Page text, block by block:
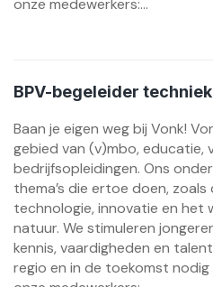
onze medewerkers:...
BPV-begeleider techniek
Baan je eigen weg bij Vonk!
gebied van (v)mbo, educatie,
bedrijfsopleidingen. Ons
thema’s die ertoe doen, zoals
technologie, innovatie en het
natuur. We stimuleren
kennis, vaardigheden en
regio en in de toekomst